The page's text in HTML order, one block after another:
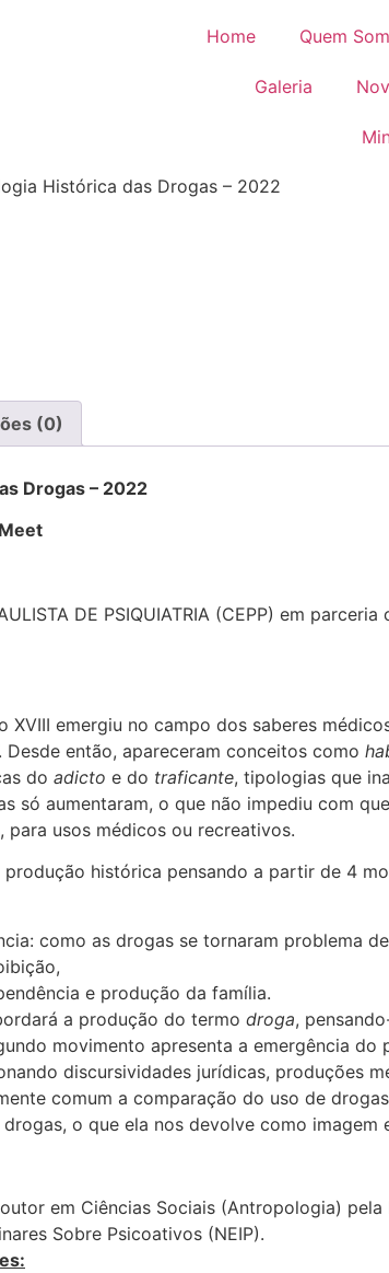
Home Quem
Galeria
Histórica das Drogas – 2022
(0)
Drogas – 2022
DE PSIQUIATRIA (CEPP) em
XVIII emergiu no campo dos saberes
Desde então, apareceram conceitos como
do adicto e do traficante, tipologias que
só aumentaram, o que não impediu com
para usos médicos ou recreativos.
histórica pensando a partir de 4
como as drogas se tornaram problema
e produção da família.
a produção do termo droga,
movimento apresenta a emergência
discursividades jurídicas, produções
comum a comparação do uso de
o que ela nos devolve como
em Ciências Sociais (Antropologia) pela
Sobre Psicoativos (NEIP).